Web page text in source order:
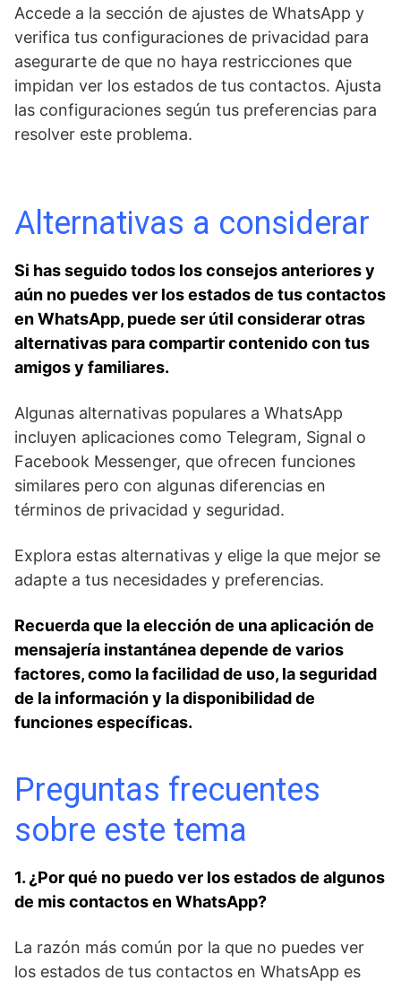
Accede a ⁢la sección ​de ⁣ajustes de WhatsApp y
verifica tus‌ configuraciones de ‌privacidad‍ para
asegurarte de que no haya restricciones que
impidan ver los estados de tus contactos. ‌Ajusta
las configuraciones​ según tus preferencias para
resolver ​este problema.
Alternativas a considerar
Si has seguido todos ⁤los consejos anteriores y
aún no puedes ver los estados de tus contactos
en WhatsApp, puede ​ser útil considerar otras
alternativas para compartir contenido con tus
amigos y​ familiares.⁤
Algunas alternativas populares a WhatsApp
incluyen aplicaciones como ⁤Telegram, Signal o
‌Facebook Messenger, que ofrecen funciones
similares‍ pero con algunas diferencias ⁤en
términos​ de privacidad y seguridad.
Explora⁢ estas alternativas y elige la que mejor se
adapte a⁣ tus‍ necesidades y preferencias.
Recuerda que⁤ la elección de una aplicación de
mensajería⁤ instantánea depende de varios
factores, como la facilidad de uso, la seguridad
de la información⁤ y la disponibilidad ‌de
funciones específicas.
Preguntas frecuentes
sobre este tema
1. ⁢¿Por qué no puedo ver los estados de⁢ algunos⁢
de mis contactos en WhatsApp?
La ⁣razón más común⁣ por la que no puedes⁣ ver
los‌ estados de tus contactos en WhatsApp es